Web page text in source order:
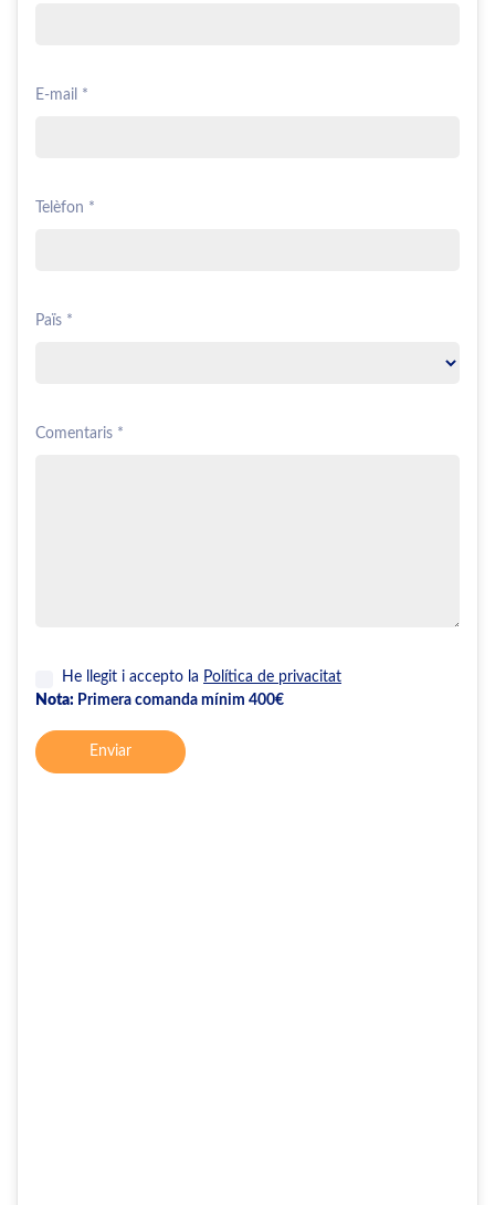
E-mail *
Telèfon *
Païs *
Comentaris *
He llegit i accepto la Política de privacitat
Nota: Primera comanda mínim 400€
Enviar